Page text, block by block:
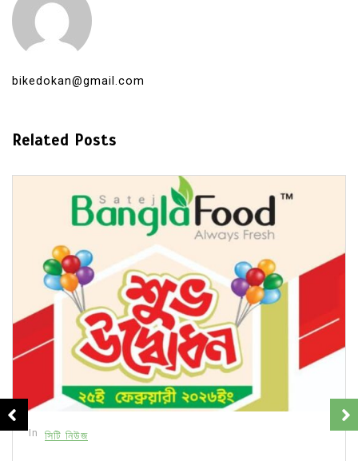
bikedokan@gmail.com
Related Posts
In সিটি নিউজ